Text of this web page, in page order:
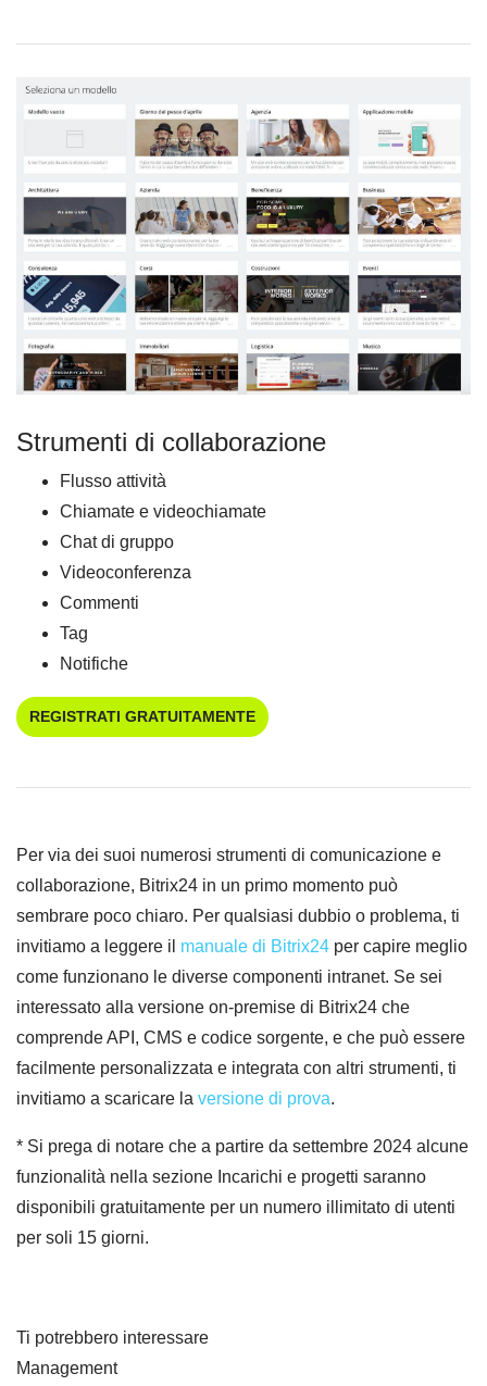
Strumenti di collaborazione
Flusso attività
Chiamate e videochiamate
Chat di gruppo
Videoconferenza
Commenti
Tag
Notifiche
REGISTRATI GRATUITAMENTE
Per via dei suoi numerosi strumenti di comunicazione e
collaborazione, Bitrix24 in un primo momento può
sembrare poco chiaro. Per qualsiasi dubbio o problema, ti
invitiamo a leggere il manuale di Bitrix24 per capire meglio
come funzionano le diverse componenti intranet. Se sei
interessato alla versione on-premise di Bitrix24 che
comprende API, CMS e codice sorgente, e che può essere
facilmente personalizzata e integrata con altri strumenti, ti
invitiamo a scaricare la versione di prova.
* Si prega di notare che a partire da settembre 2024 alcune
funzionalità nella sezione Incarichi e progetti saranno
disponibili gratuitamente per un numero illimitato di utenti
per soli 15 giorni.
Ti potrebbero interessare
Management